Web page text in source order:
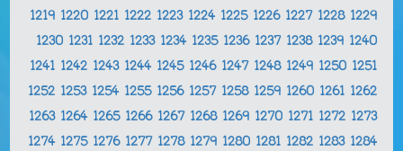
1219 1220 1221 1222 1223 1224 1225 1226 1227 1228 1229
1230 1231 1232 1233 1234 1235 1236 1237 1238 1239 1240
1241 1242 1243 1244 1245 1246 1247 1248 1249 1250 1251
1252 1253 1254 1255 1256 1257 1258 1259 1260 1261 1262
1263 1264 1265 1266 1267 1268 1269 1270 1271 1272 1273
1274 1275 1276 1277 1278 1279 1280 1281 1282 1283 1284